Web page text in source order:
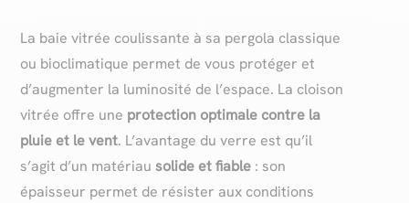
La baie vitrée coulissante à sa pergola classique
ou bioclimatique permet de vous protéger et
d’augmenter la luminosité de l’espace. La cloison
vitrée offre une protection optimale contre la
pluie et le vent. L’avantage du verre est qu’il
s’agit d’un matériausolide et fiable : son
épaisseur permet de résister aux conditions